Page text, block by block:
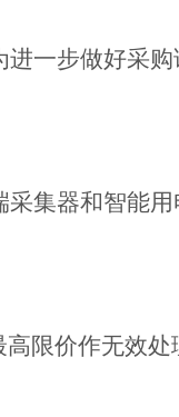
唐代遗址
草堂书院
一步做好采
集器和智能
限价作无效处